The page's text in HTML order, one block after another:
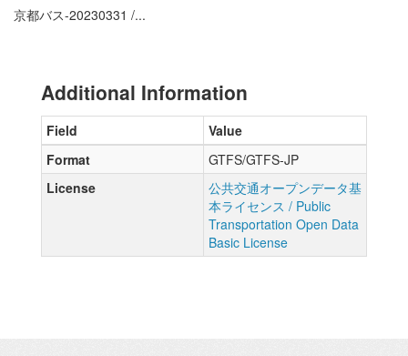
京都バス-20230331 /...
Additional Information
Field
Value
Format
GTFS/GTFS-JP
License
公共交通オープンデータ基
本ライセンス / Public
Transportation Open Data
Basic License